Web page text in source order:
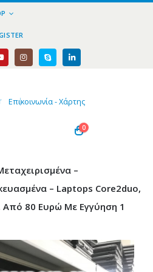
|
Επικοινωνία - Χάρτης
0
–
– Laptops Core2duo,
Από 80 Ευρώ Με Εγγύηση 1